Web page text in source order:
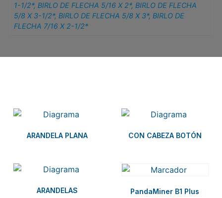
1-1/2*,BIRLO DE FLECHA 5/16 X 2*,BIRLO DE FLECHA
5/8 X 3-1/2*,BIRLO DE FLECHA 5/8 X 3*,BIRLO DE
FLECHA 7/16 X 2-1/2*
ARANDELA PLANA CON CABEZA BOTÓN
ARANDELAS PandaMiner B1 Plus